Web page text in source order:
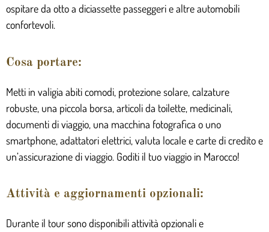
ospitare da otto a diciassette passeggeri e altre automobili
confortevoli.
Cosa portare:
Metti in valigia abiti comodi, protezione solare, calzature
robuste, una piccola borsa, articoli da toilette, medicinali,
documenti di viaggio, una macchina fotografica o uno
smartphone, adattatori elettrici, valuta locale e carte di credito e
un’assicurazione di viaggio. Goditi il tuo viaggio in Marocco!
Attività e aggiornamenti opzionali:
Durante il tour sono disponibili attività opzionali e